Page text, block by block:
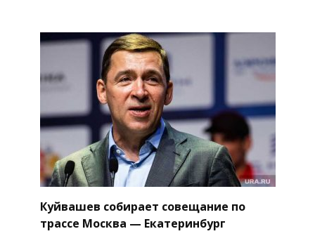
Куйвашев собирает совещание по
трассе Москва — Екатеринбург